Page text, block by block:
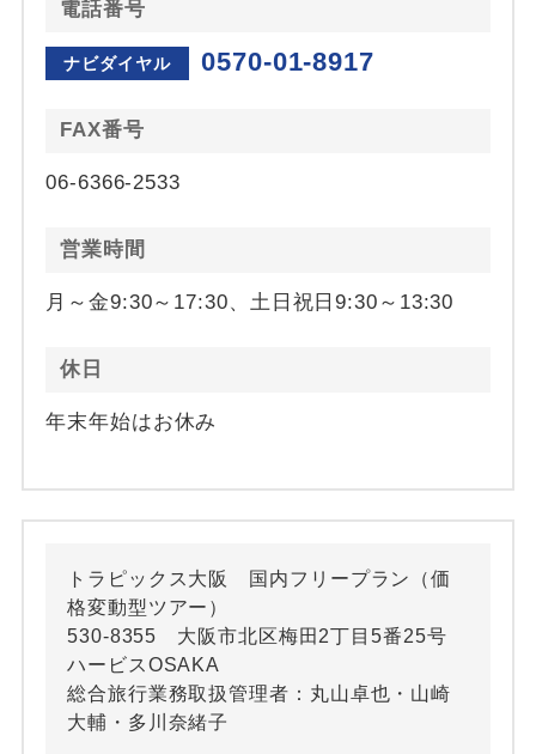
電話番号
ナビダイヤル 0570-01-8917
FAX番号
06-6366-2533
営業時間
月～金9:30～17:30、土日祝日9:30～13:30
休日
年末年始はお休み
トラピックス大阪 国内フリープラン（価
格変動型ツアー）
530-8355 大阪市北区梅田2丁目5番25号
ハービスOSAKA
総合旅行業務取扱管理者：丸山卓也・山崎
大輔・多川奈緒子